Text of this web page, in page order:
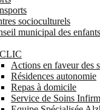
socioculturels
municipal des enfants
Actions en faveur des
Résidences autonomie
Repas à domicile
Service de Soins